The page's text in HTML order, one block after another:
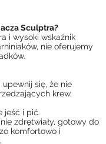
Sculptra?
i wysoki wskaźnik
nie oferujemy
się, że nie
krew,
jeść i pić.
zdrętwiały, gotowy do
komfortowo i